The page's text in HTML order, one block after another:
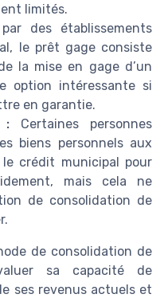
limités.
des établissements
le prêt gage consiste
la mise en gage d’un
option intéressante si
en garantie.
: Certaines personnes
biens personnels aux
le crédit municipal pour
mais cela ne
de consolidation de
de consolidation de
sa capacité de
ses revenus actuels et